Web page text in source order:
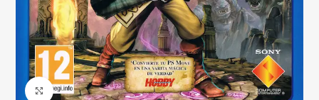
Click to enlarge